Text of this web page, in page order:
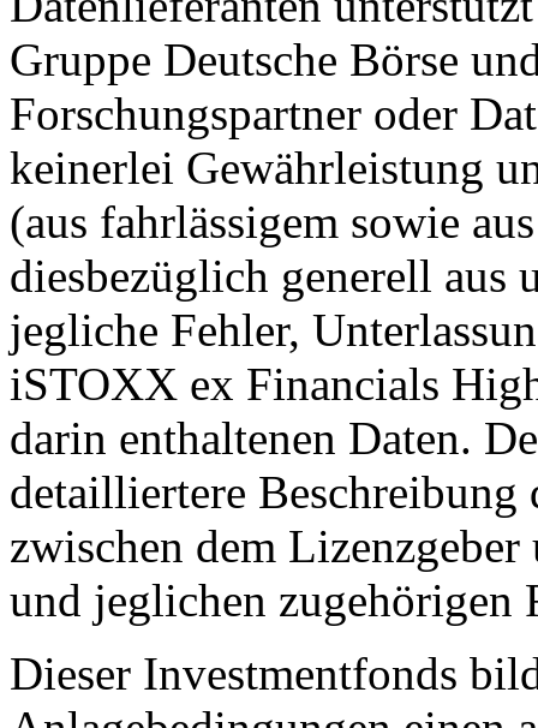
Gruppe Deutsche Börse
Forschungspartner oder
keinerlei Gewährleistung
(aus fahrlässigem sowie
diesbezüglich generell aus
jegliche Fehler,
iSTOXX ex Financials
darin enthaltenen Daten.
detailliertere Beschreibung
zwischen dem
und jeglichen zugehörigen
Dieser Investmentfonds